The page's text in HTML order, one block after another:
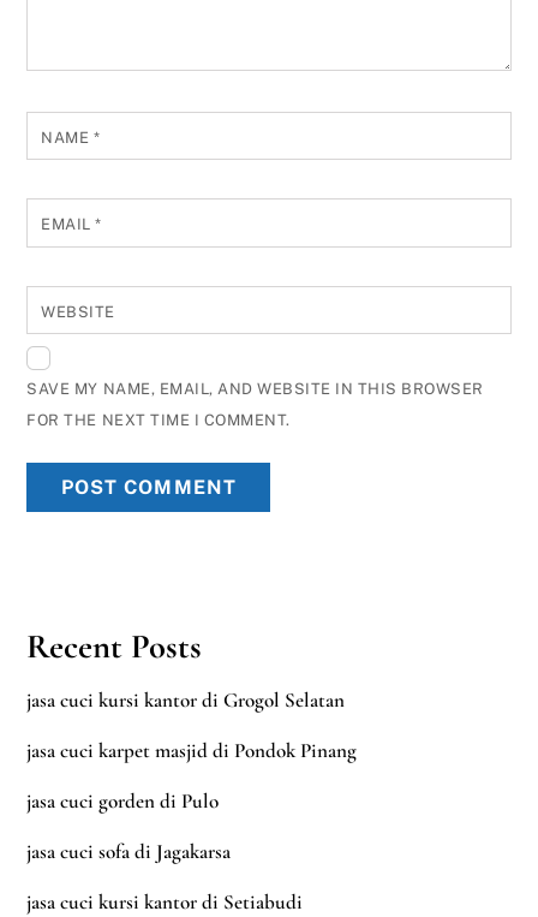
NAME *
EMAIL*
WEBSITE
SAVE MY NAME, EMAIL, AND WEBSITE IN THIS BROWSER
FOR THE NEXT TIME I COMMENT.
Recent Posts
jasa cuci kursi kantor di Grogol Selatan
jasa cuci karpet masjid di Pondok Pinang
jasa cuci gorden di Pulo
jasa cuci sofa di Jagakarsa
jasa cuci kursi kantor di Setiabudi